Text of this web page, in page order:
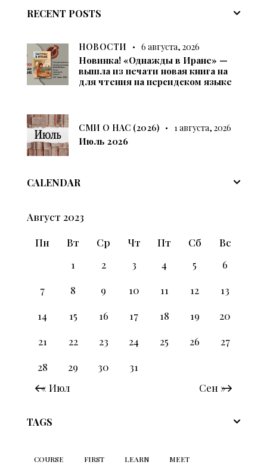
RECENT POSTS
НОВОСТИ 6 августа, 2026
Новинка! «Однажды в Иране» —
вышла из печати новая книга на
для чтения на персидском языке
СМИ О НАС (2026) 1 августа, 2026
Июль 2026
CALENDAR
Август 2023
Пн
Вт Ср Чт Пт Сб
Вс
1
2 3 4 5
6
7
8 9 10 11 12
13
14
15 16 17 18 19
20
21
22 23 24 25 26
27
28
29 30
31
« Июл
Сен »
TAGS
COURSE FIRST LEARN MEET